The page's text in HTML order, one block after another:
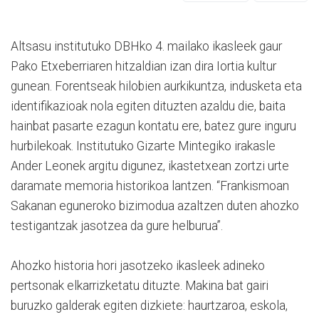
Altsasu institutuko DBHko 4. mailako ikasleek gaur
Pako Etxeberriaren hitzaldian izan dira Iortia kultur
gunean. Forentseak hilobien aurkikuntza, indusketa eta
identifikazioak nola egiten dituzten azaldu die, baita
hainbat pasarte ezagun kontatu ere, batez gure inguru
hurbilekoak. Institutuko Gizarte Mintegiko irakasle
Ander Leonek argitu digunez, ikastetxean zortzi urte
daramate memoria historikoa lantzen. “Frankismoan
Sakanan eguneroko bizimodua azaltzen duten ahozko
testigantzak jasotzea da gure helburua”.
Ahozko historia hori jasotzeko ikasleek adineko
pertsonak elkarrizketatu dituzte. Makina bat gairi
buruzko galderak egiten dizkiete: haurtzaroa, eskola,